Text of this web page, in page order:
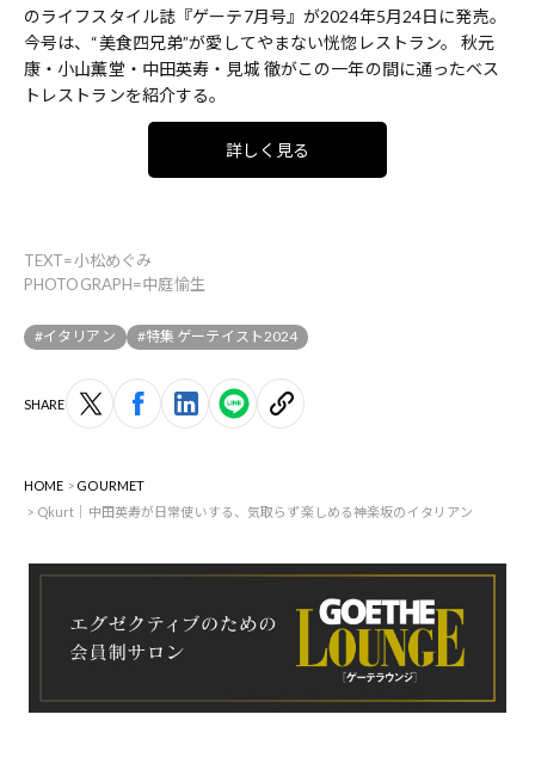
のライフスタイル誌『ゲーテ7月号』が2024年5月24日に発売。
今号は、“美食四兄弟”が愛してやまない恍惚レストラン。 秋元
康・小山薫堂・中田英寿・見城 徹がこの一年の間に通ったベス
トレストランを紹介する。
詳しく見る
TEXT=小松めぐみ
PHOTOGRAPH=中庭愉生
#イタリアン #特集 ゲーテイスト2024
SHARE
HOME
GOURMET
Qkurt｜中田英寿が日常使いする、気取らず楽しめる神楽坂のイタリアン